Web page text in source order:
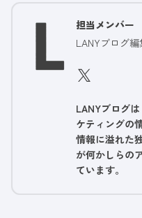
担当メンバー
LANYブログ編
LANYブログ
ケティングの
情報に溢れた
が何かしらの
ています。